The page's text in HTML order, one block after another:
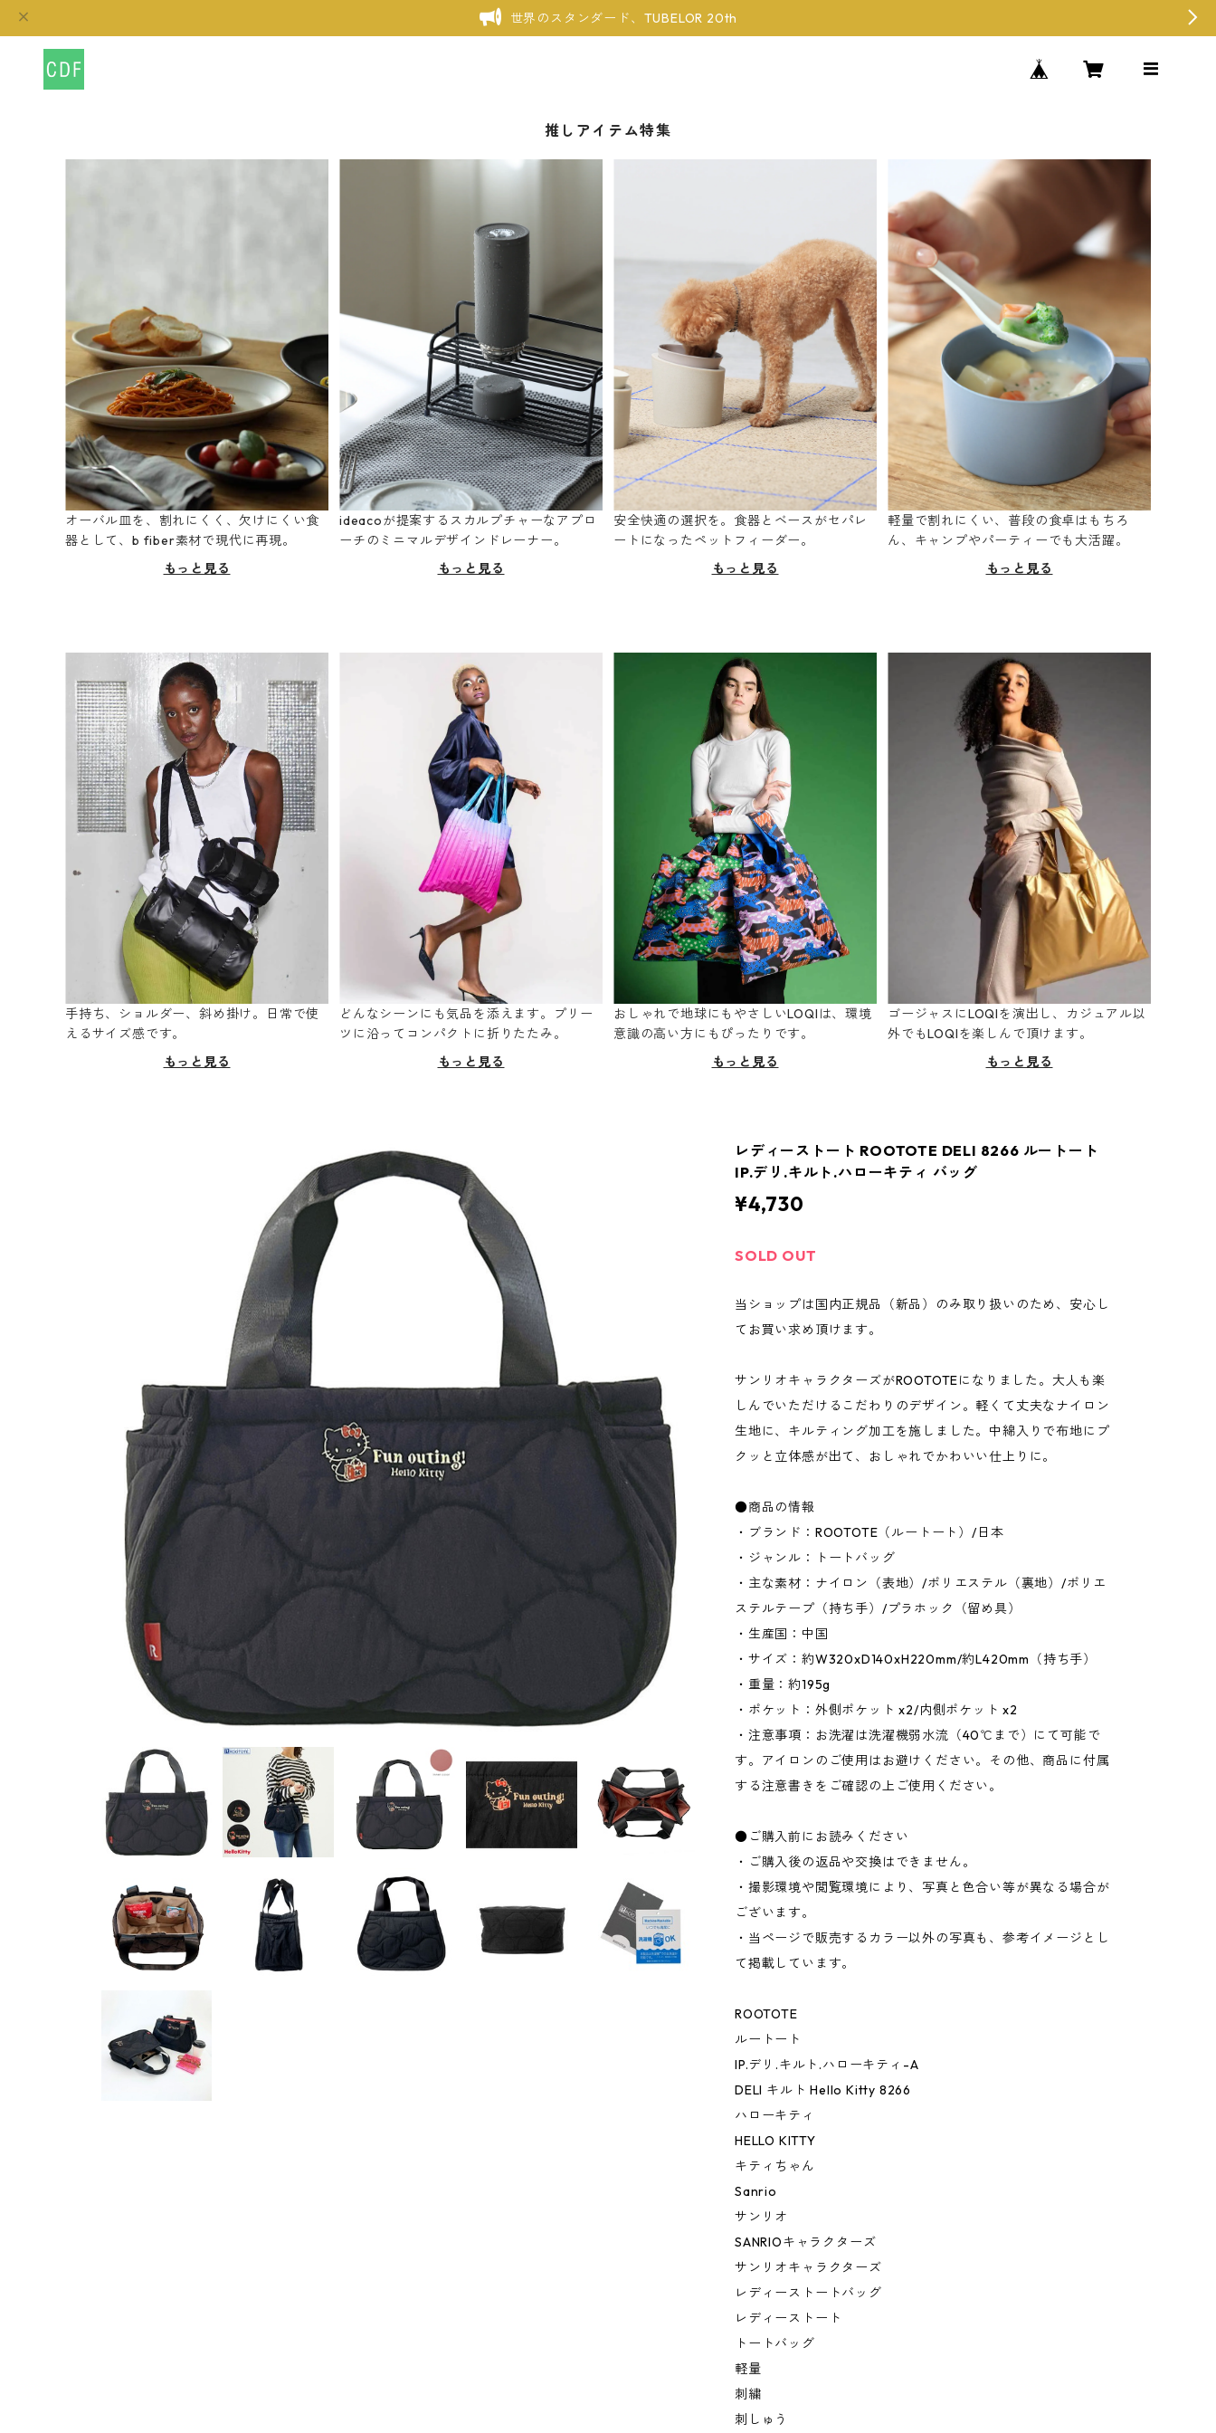
世界のスタンダード、TUBELOR 20th
推しアイテム特集
オーバル皿を、割れにくく、欠けにくい食
器として、b fiber素材で現代に再現。
もっと見る
ideacoが提案するスカルプチャーなアプロ
ーチのミニマルデザインドレーナー。
もっと見る
安全快適の選択を。食器とベースがセパレ
ートになったペットフィーダー。
もっと見る
軽量で割れにくい、普段の食卓はもちろ
ん、キャンプやパーティーでも大活躍。
もっと見る
手持ち、ショルダー、斜め掛け。日常で使
えるサイズ感です。
もっと見る
どんなシーンにも気品を添えます。プリー
ツに沿ってコンパクトに折りたたみ。
もっと見る
おしゃれで地球にもやさしいLOQIは、環境
意識の高い方にもぴったりです。
もっと見る
ゴージャスにLOQIを演出し、カジュアル以
外でもLOQIを楽しんで頂けます。
もっと見る
レディーストート ROOTOTE DELI 8266 ルートート
IP.デリ.キルト.ハローキティ バッグ
¥4,730
SOLD OUT
当ショップは国内正規品（新品）のみ取り扱いのため、安心し
てお買い求め頂けます。
サンリオキャラクターズがROOTOTEになりました。大人も楽
しんでいただけるこだわりのデザイン。軽くて丈夫なナイロン
生地に、キルティング加工を施しました。中綿入りで布地にプ
クッと立体感が出て、おしゃれでかわいい仕上りに。
●商品の情報
・ブランド：ROOTOTE（ルートート）/日本
・ジャンル：トートバッグ
・主な素材：ナイロン（表地）/ポリエステル（裏地）/ポリエ
ステルテープ（持ち手）/プラホック（留め具）
・生産国：中国
・サイズ：約W320xD140xH220mm/約L420mm（持ち手）
・重量：約195g
・ポケット：外側ポケット x2/内側ポケット x2
・注意事項：お洗濯は洗濯機弱水流（40℃まで）にて可能で
す。アイロンのご使用はお避けください。その他、商品に付属
する注意書きをご確認の上ご使用ください。
●ご購入前にお読みください
・ご購入後の返品や交換はできません。
・撮影環境や閲覧環境により、写真と色合い等が異なる場合が
ございます。
・当ページで販売するカラー以外の写真も、参考イメージとし
て掲載しています。
ROOTOTE
ルートート
IP.デリ.キルト.ハローキティ-A
DELI キルト Hello Kitty 8266
ハローキティ
HELLO KITTY
キティちゃん
Sanrio
サンリオ
SANRIOキャラクターズ
サンリオキャラクターズ
レディーストートバッグ
レディーストート
トートバッグ
軽量
刺繍
刺しゅう